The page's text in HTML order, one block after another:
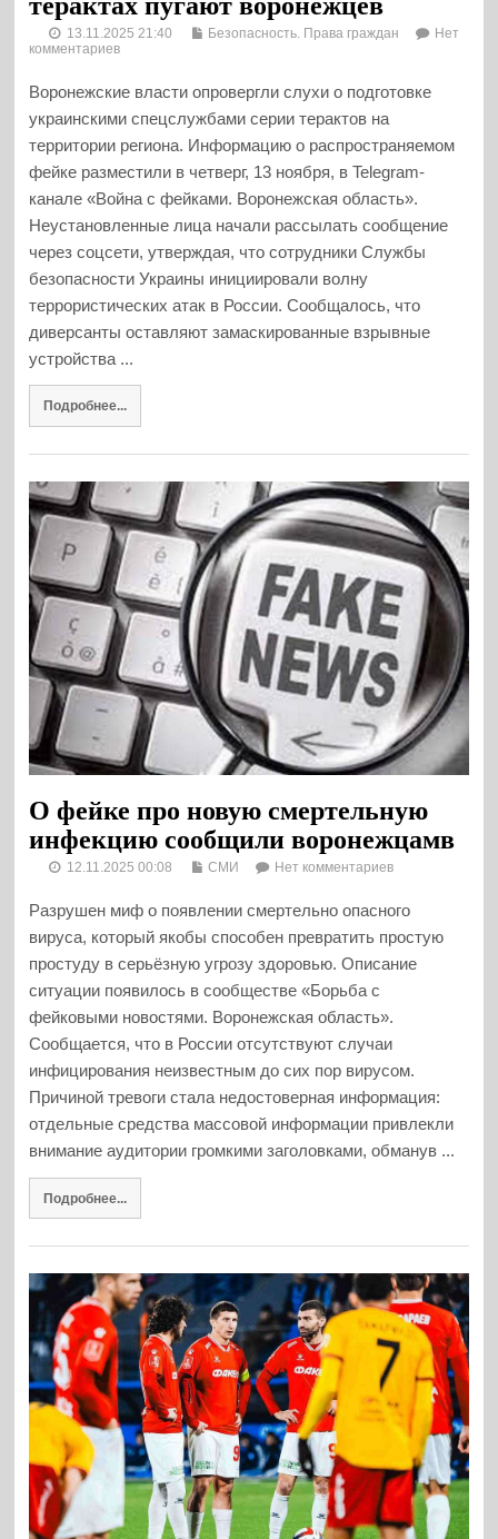
13.11.2025 21:40 Безопасность. Права граждан
Нет
комментариев
Воронежские власти опровергли слухи о подготовке
украинскими спецслужбами серии терактов на
территории региона. Информацию о распространяемом
фейке разместили в четверг, 13 ноября, в Telegram-
канале «Война с фейками. Воронежская область».
Неустановленные лица начали рассылать сообщение
через соцсети, утверждая, что сотрудники Службы
безопасности Украины инициировали волну
террористических атак в России. Сообщалось, что
диверсанты оставляют замаскированные взрывные
устройства ...
Подробнее...
О фейке про новую смертельную
инфекцию сообщили воронежцамв
12.11.2025 00:08 СМИ Нет комментариев
Разрушен миф о появлении смертельно опасного
вируса, который якобы способен превратить простую
простуду в серьёзную угрозу здоровью. Описание
ситуации появилось в сообществе «Борьба с
фейковыми новостями. Воронежская область».
Сообщается, что в России отсутствуют случаи
инфицирования неизвестным до сих пор вирусом.
Причиной тревоги стала недостоверная информация:
отдельные средства массовой информации привлекли
внимание аудитории громкими заголовками, обманув ...
Подробнее...